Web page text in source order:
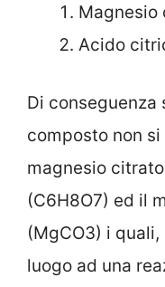
Magnesio
Acido
Di conseguenza
composto non
magnesio
(C6H8O7) ed il
(MgCO3) i
luogo ad una